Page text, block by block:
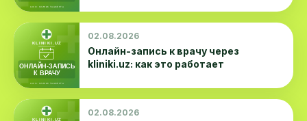
02.08.2026
Онлайн-запись к врачу через
kliniki.uz: как это работает
02.08.2026